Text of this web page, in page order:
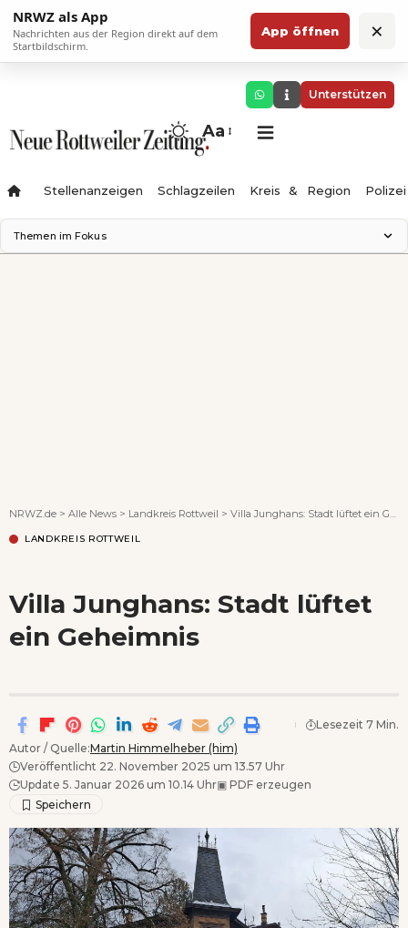
NRWZ als App
Nachrichten aus der Region direkt auf dem
Startbildschirm.
App öffnen ×
Unterstützen
Aa
Stellenanzeigen Schlagzeilen Kreis & Region Polizei
Themen im Fokus
NRWZ.de > Alle News > Landkreis Rottweil > Villa Junghans: Stadt lüftet ein Geheimnis
LANDKREIS ROTTWEIL
Villa Junghans: Stadt lüftet
ein Geheimnis
Autor / Quelle:Martin Himmelheber (him)
Veröffentlicht 22. November 2025 um 13.57 Uhr
Update 5. Januar 2026 um 10.14 Uhr▣ PDF erzeugen
Lesezeit 7 Min.